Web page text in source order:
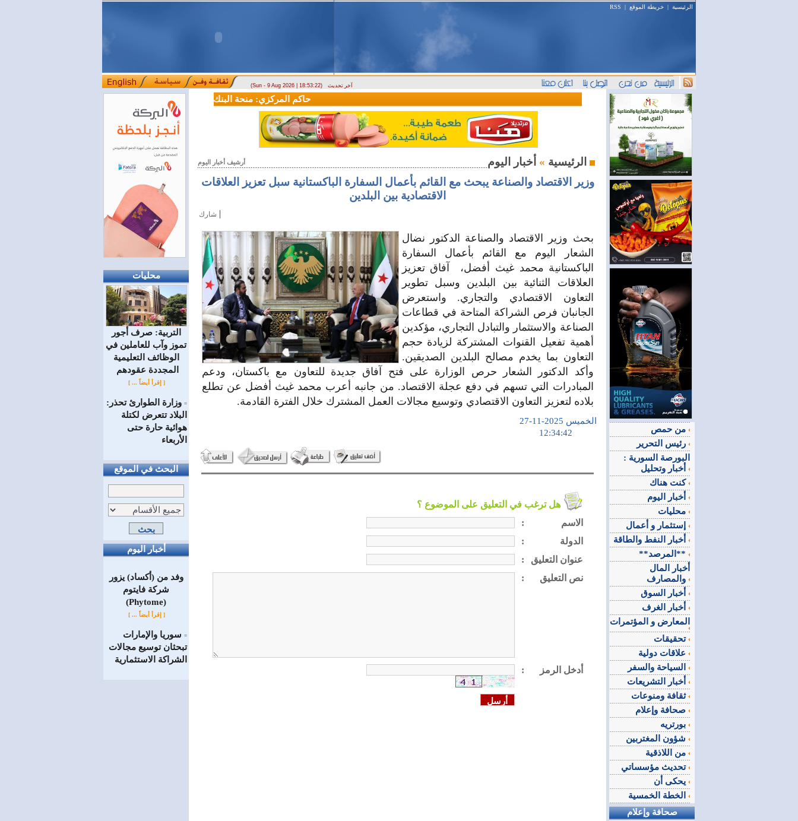
الرئيسية | خريطة الموقع |
RSS
(Sun - 9 Aug 2026 | 18:53:22) آخر تحديث
محليات
التربية: صرف أجور
تموز وآب للعاملين في
الوظائف ‏التعليمية
المجددة عقودهم ‏
[ إقرأ أيضاً ... ]
= وزارة الطوارئ تحذر:
البلاد تتعرض لكتلة
هوائية حارة حتى
الأربعاء
البحث في الموقع
أخبار اليوم
وفد من (أكساد) يزور
شركة فايتوم
(Phytome)
[ إقرأ أيضاً ... ]
= سوريا والإمارات
تبحثان توسيع مجالات
الشراكة الاستثمارية
حاكم المركزي: منحة البنك الدولي لسورية خطوة أساسية نحو بناء قطاع مالي حديث
أرشيف أخبار اليوم الرئيسية »
وزير الاقتصاد والصناعة يبحث مع القائم بأعمال السفارة الباكستانية سبل تعزيز العلاقات
الاقتصادية بين البلدين
شارك |
بحث وزير الاقتصاد والصناعة الدكتور نضال
الشعار اليوم مع القائم بأعمال السفارة
الباكستانية محمد غيث أفضل، آفاق تعزيز
العلاقات الثنائية بين البلدين وسبل تطوير
التعاون الاقتصادي والتجاري. واستعرض
الجانبان فرص الشراكة المتاحة في قطاعات
الصناعة والاستثمار والتبادل التجاري، مؤكدين
أهمية تفعيل القنوات المشتركة لزيادة حجم
التعاون بما يخدم مصالح البلدين الصديقين.
وأكد الدكتور الشعار حرص الوزارة على فتح آفاق جديدة للتعاون مع باكستان، ودعم
المبادرات التي تسهم في دفع عجلة الاقتصاد. من جانبه أعرب محمد غيث أفضل عن تطلع
بلاده لتعزيز التعاون الاقتصادي وتوسيع مجالات العمل المشترك خلال الفترة القادمة.
الخميس 2025-11-27
هل ترغب في التعليق على الموضوع ؟
:
الاسم
:
الدولة
:
عنوان التعليق
:
نص التعليق
: أدخل الرمز
البورصة السورية :
كنت هناك
**المرصد**
أخبار المال
المعارض و المؤتمرات
تحقيقات
ثقافة ومنوعات
تحديث مؤسساتي
صحافة وإعلام